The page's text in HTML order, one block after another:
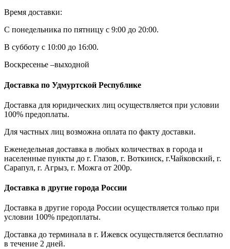
Время доставки:
С понедельника по пятницу с 9:00 до 20:00.
В субботу с 10:00 до 16:00.
Воскресенье –выходной
Доставка по Удмуртской Республике
Доставка для юридических лиц осуществляется при условии
100% предоплаты.
Для частных лиц возможна оплата по факту доставки.
Еженедельная доставка в любых количествах в города и
населенные пункты до г. Глазов, г. Воткинск, г.Чайковский, г.
Сарапул, г. Агрыз, г. Можга от 200р.
Доставка в другие города России
Доставка в другие города России осуществляется только при
условии 100% предоплаты.
Доставка до терминала в г. Ижевск осуществляется бесплатно
в течение 2 дней.